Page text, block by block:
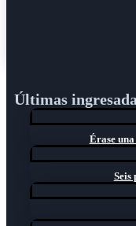
Últimas
Érase
Seis